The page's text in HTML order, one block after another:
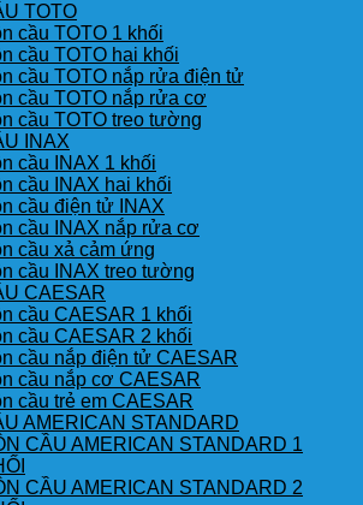
TOTO
cầu TOTO 1 khối
cầu TOTO hai khối
cầu TOTO nắp rửa điện tử
cầu TOTO nắp rửa cơ
cầu TOTO treo tường
INAX
cầu INAX 1 khối
cầu INAX hai khối
cầu điện tử INAX
cầu INAX nắp rửa cơ
cầu xả cảm ứng
cầu INAX treo tường
CAESAR
cầu CAESAR 1 khối
cầu CAESAR 2 khối
cầu nắp điện tử CAESAR
cầu nắp cơ CAESAR
cầu trẻ em CAESAR
AMERICAN STANDARD
CẦU AMERICAN STANDARD 1
CẦU AMERICAN STANDARD 2